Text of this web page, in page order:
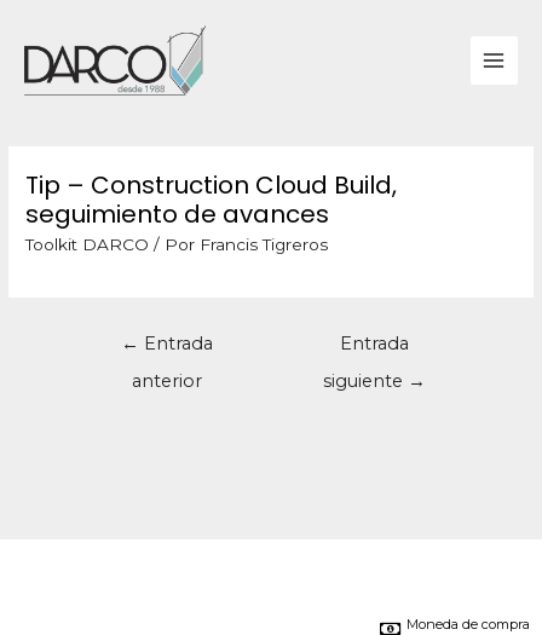
Tip – Construction Cloud Build,
seguimiento de avances
Toolkit DARCO / Por Francis Tigreros
← Entrada
anterior
Entrada
siguiente →
Moneda de compra